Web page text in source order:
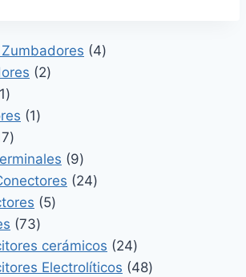
44
22
11
productos
11
17
productos99
productos
2424
55
7373
productos
cerámicos 2424
productos
Electrolíticos 4848